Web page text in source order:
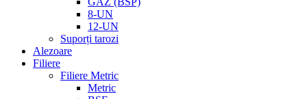
8-UN
12-UN
Suporți tarozi
Alezoare
Filiere
Filiere Metric
Metric